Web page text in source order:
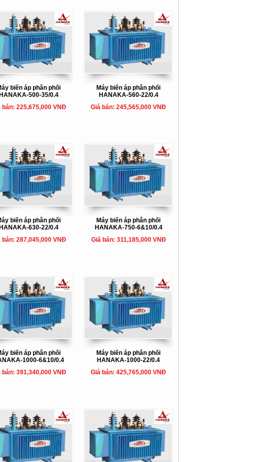
biến áp phân phối
HANAKA-500-35/0.4
bán: 225,675,000 VNĐ
Máy biến áp phân phối
HANAKA-560-22/0.4
Giá bán: 245,565,000 VNĐ
biến áp phân phối
HANAKA-630-22/0.4
bán: 287,045,000 VNĐ
Máy biến áp phân phối
HANAKA-750-6&10/0.4
Giá bán: 311,185,000 VNĐ
biến áp phân phối
1000-6&10/0.4
bán: 391,340,000 VNĐ
Máy biến áp phân phối
HANAKA-1000-22/0.4
Giá bán: 425,765,000 VNĐ